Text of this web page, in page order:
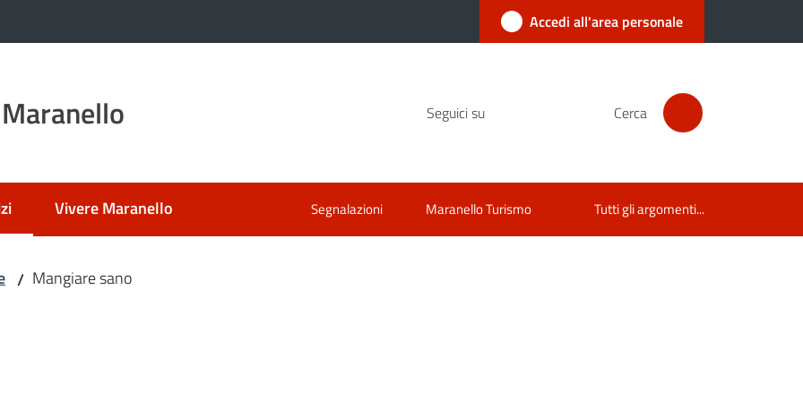
Accedi all'area personale
Seguici su Cerca
selezionatoVivere Maranello Segnalazioni Maranello Turismo Tutti gli argomenti...
/ Mangiare sano